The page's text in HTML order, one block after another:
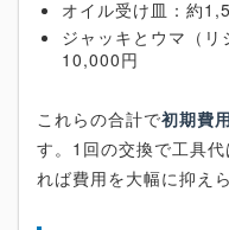
オイル受け皿：約
ジャッキとウマ（
10,000円
これらの合計で初期費
す。1回の交換で工具
れば費用を大幅に抑え